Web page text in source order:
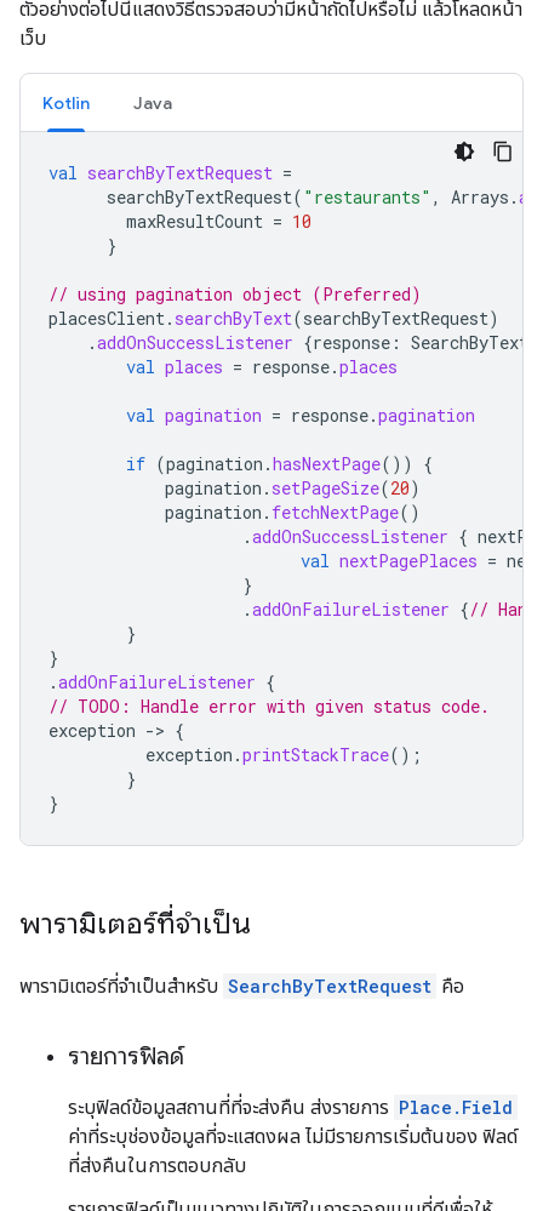
ตัวอย่างต่อไปนี้แสดงวิธีตรวจสอบว่ามีหน้าถัดไปหรือไม่ แล้วโหลดหน้า
เว็บ
Kotlin Java
val searchByTextRequest =
searchByTextRequest( "restaurants" , Arrays .
maxResultCount = 10
}
// using pagination object (Preferred)
placesClient. searchByText(searchByTextRequest)
.addOnSuccessListener {response :
val places = response.places
val pagination = response.pagination
if (pagination .hasNextPage())
{
pagination . setPageSize(20)
pagination . fetchNextPage()
.addOnSuccessListener {
val nextPagePlaces =
}
.addOnFailureListener {//
}
}
.addOnFailureListener {
// TODO: Handle error with given status code.
exception -> {
exception .printStackTrace();
}
}
พารามิเตอร์ที่จำเป็น
พารามิเตอร์ที่จำเป็นสำหรับ SearchByTextRequest คือ
รายการฟิลด์
ระบุฟิลด์ข้อมูลสถานที่ที่จะส่งคืน ส่งรายการ Place.Field
ค่าที่ระบุช่องข้อมูลที่จะแสดงผล ไม่มีรายการเริ่มต้นของ ฟิลด์
ที่ส่งคืนในการตอบกลับ